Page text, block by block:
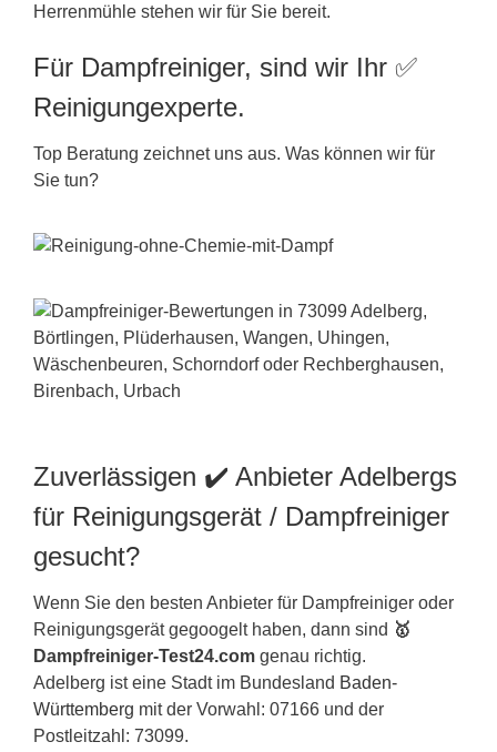
Herrenmühle stehen wir für Sie bereit.
Für Dampfreiniger, sind wir Ihr ✅
Reinigungexperte.
Top Beratung zeichnet uns aus. Was können wir für
Sie tun?
Zuverlässigen ✔️ Anbieter Adelbergs
für Reinigungsgerät / Dampfreiniger
gesucht?
Wenn Sie den besten Anbieter für Dampfreiniger oder
Reinigungsgerät gegoogelt haben, dann sind 🥇
Dampfreiniger-Test24.com genau richtig.
Adelberg ist eine Stadt im Bundesland Baden-
Württemberg mit der Vorwahl: 07166 und der
Postleitzahl: 73099.